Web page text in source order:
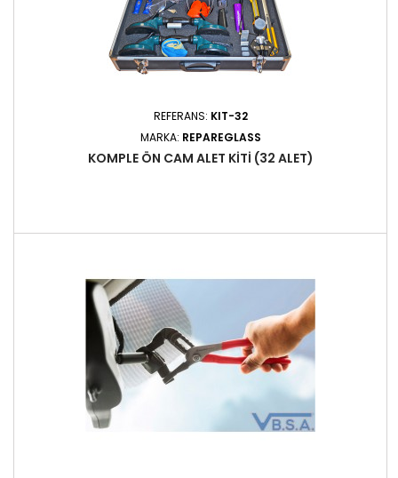
REFERANS: KIT-32
MARKA: REPAREGLASS
KOMPLE ÖN CAM ALET KITI (32 ALET)